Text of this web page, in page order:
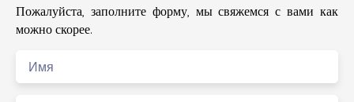
Пожалуйста, заполните форму, мы свяжемся с вами как
можно скорее.
Имя